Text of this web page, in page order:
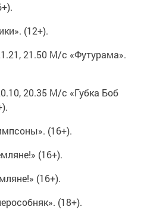
(12+).
21.50 М/с «Футурама».
20.35 М/с «Губка Боб
(16+).
(16+).
(16+).
(18+).